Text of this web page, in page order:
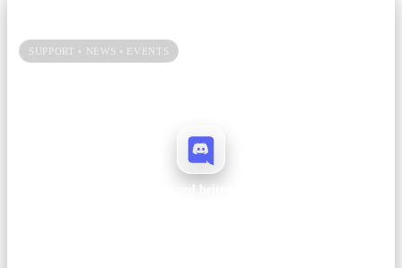
SUPPORT • NEWS • EVENTS
Discord beitreten